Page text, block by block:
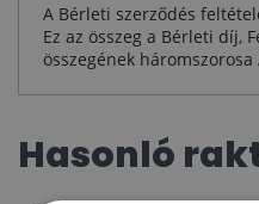
A Bérleti szerződés
Ez az összeg a Bérleti díj,
összegének háromszorosa
Hasonló